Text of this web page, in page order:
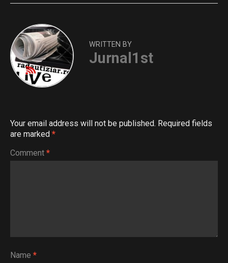
WRITTEN BY
Jurnal1st
Your email address will not be published. Required fields
are marked *
Comment *
Name *